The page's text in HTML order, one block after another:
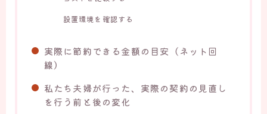
設置環境を確認する
実際に節約できる金額の目安（ネット回
線）
私たち夫婦が行った、実際の契約の見直し
を行う前と後の変化